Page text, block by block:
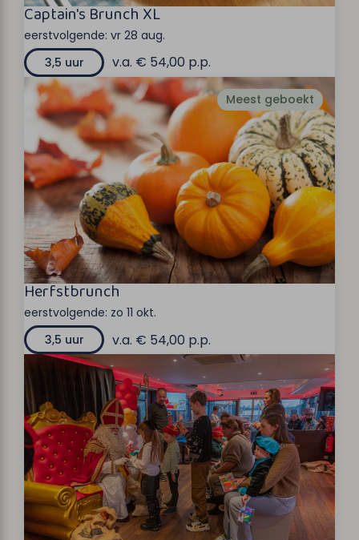
Captain's Brunch XL
eerstvolgende: vr 28 aug.
3,5 uur
v.a. € 54,00 p.p.
Meest geboekt
Herfstbrunch
eerstvolgende: zo 11 okt.
3,5 uur
v.a. € 54,00 p.p.